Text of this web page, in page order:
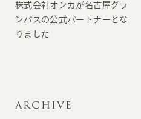
株式会社オンカが名古屋グラ
ンパスの公式パートナーとな
りました
ARCHIVE